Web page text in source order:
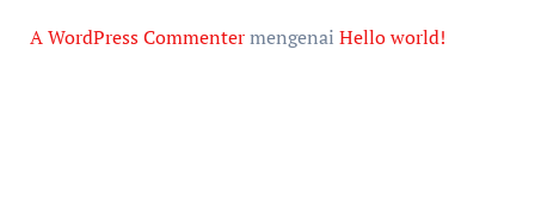
A WordPress Commentermengenai Hello world!